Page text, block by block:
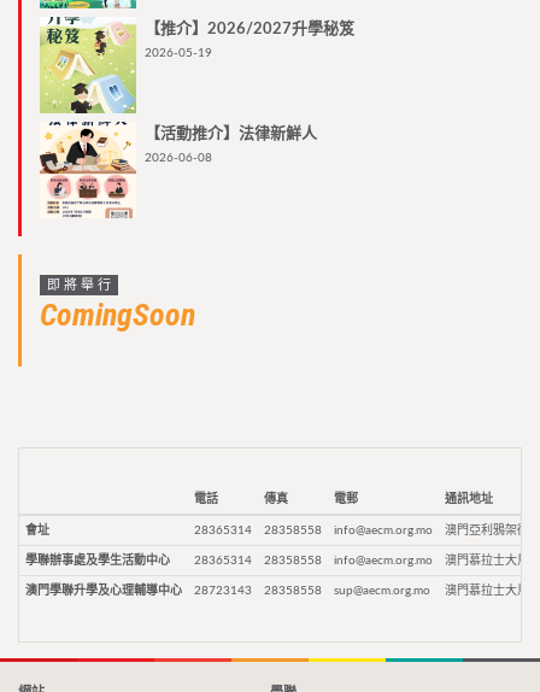
【推介】2026/2027升學秘笈
2026-05-19
【活動推介】法律新鮮人
2026-06-08
即將舉行
ComingSoon
電話 傳真 電郵 通訊地址
會址 28365314 28358558 info@aecm.org.mo 澳門亞利鴉架街9
學聯辦事處及學生活動中心 28365314 28358558 info@aecm.org.mo 澳門慕拉士大馬
澳門學聯升學及心理輔導中心 28723143 28358558 sup@aecm.org.mo 澳門慕拉士大馬